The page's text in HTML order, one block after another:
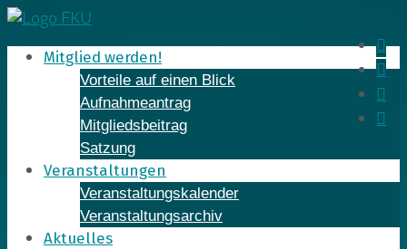
Skip
to
contentMitglied werden!
Vorteile auf einen Blick
Aufnahmeantrag
Mitgliedsbeitrag
Satzung
Veranstaltungen
Veranstaltungskalender
Veranstaltungsarchiv
Aktuelles